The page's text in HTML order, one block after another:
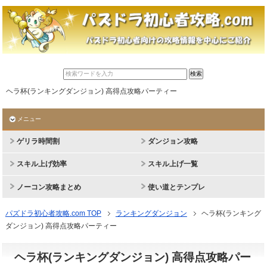
ヘラ杯(ランキングダンジョン) 高得点攻略パーティー
メニュー
ゲリラ時間割 ダンジョン攻略
スキル上げ効率 スキル上げ一覧
ノーコン攻略まとめ 使い道とテンプレ
パズドラ初心者攻略.com TOP ランキングダンジョン
ヘラ杯(ランキング
ダンジョン) 高得点攻略パーティー
ヘラ杯(ランキングダンジョン) 高得点攻略パー